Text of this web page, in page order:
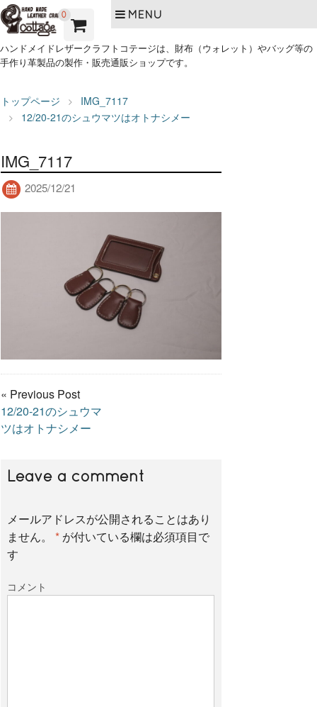
0 MENU
ハンドメイドレザークラフトコテージは、財布（ウォレット）やバッグ等の
手作り革製品の製作・販売通販ショップです。
トップページ
IMG_7117
12/20-21のシュウマツはオトナシメー
IMG_7117
2025/12/21
« Previous Post
12/20-21のシュウマ
ツはオトナシメー
Leave a comment
メールアドレスが公開されることはあり
ません。
* が付いている欄は必須項目で
す
コメント